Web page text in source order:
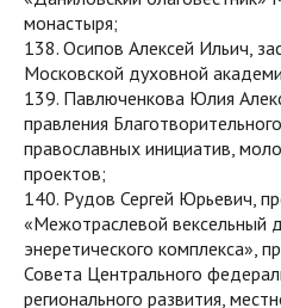
монастыря;
138. Осипов Алексей Ильич,
Московской духовной
139. Павлюченкова Юлия
правления
православных инициатив,
проектов;
140. Рудов Сергей Юрьевич,
«Межотраслевой вексельный
энеретического комплекса»,
Совета Центрального
регионального развития,